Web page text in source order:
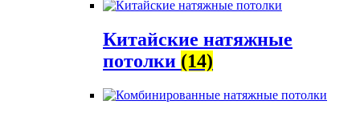
Китайские натяжные
потолки (14)